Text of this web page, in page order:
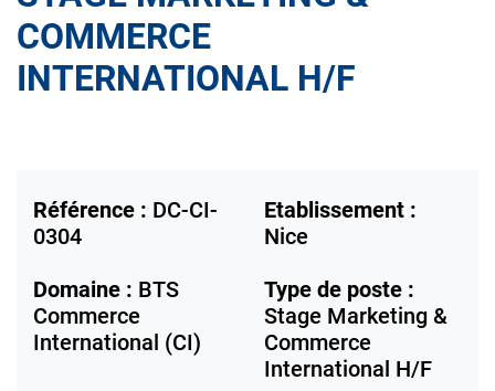
COMMERCE
INTERNATIONAL H/F
Référence : DC-CI-
0304
Etablissement :
Nice
Domaine : BTS
Commerce
International (CI)
Type de poste :
Stage Marketing &
Commerce
International H/F